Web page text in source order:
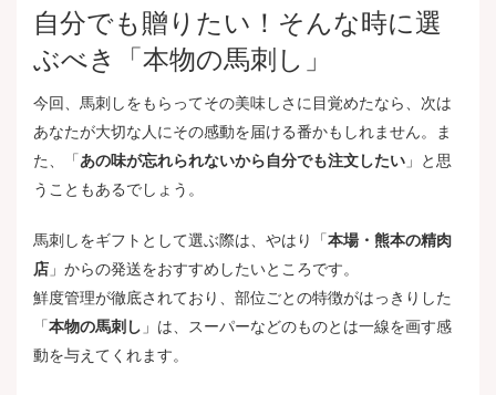
自分でも贈りたい！そんな時に選
ぶべき「本物の馬刺し」
今回、馬刺しをもらってその美味しさに目覚めたなら、次は
あなたが大切な人にその感動を届ける番かもしれません。ま
た、「あの味が忘れられないから自分でも注文したい 」と思
うこともあるでしょう。
馬刺しをギフトとして選ぶ際は、やはり「本場・熊本の精肉
店 」からの発送をおすすめしたいところです。
鮮度管理が徹底されており、部位ごとの特徴がはっきりした
「本物の馬刺し 」は、スーパーなどのものとは一線を画す感
動を与えてくれます。